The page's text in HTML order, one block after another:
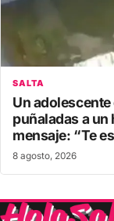
SALTA
Un
puñaladas a
mensaje: “Te
8 agosto, 2026